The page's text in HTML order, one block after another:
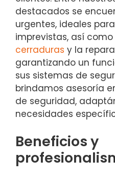
destacados se
urgentes, ideales
imprevistas, así como
cerraduras y la
garantizando un
sus sistemas de
brindamos asesoría
de seguridad,
necesidades
Beneficios y